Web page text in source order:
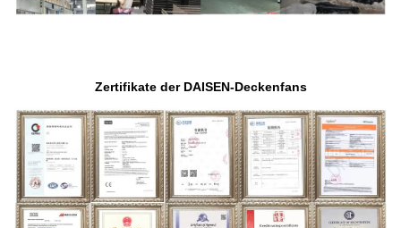
Zertifikate der DAISEN-Deckenfans